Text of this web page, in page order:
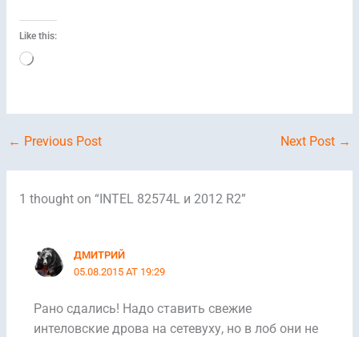
Like this:
Loading…
← Previous Post Next Post →
1 thought on “INTEL 82574L и 2012 R2”
ДМИТРИЙ
05.08.2015 AT 19:29
Рано сдались! Надо ставить свежие
интеловские дрова на сетевуху, но в лоб они не